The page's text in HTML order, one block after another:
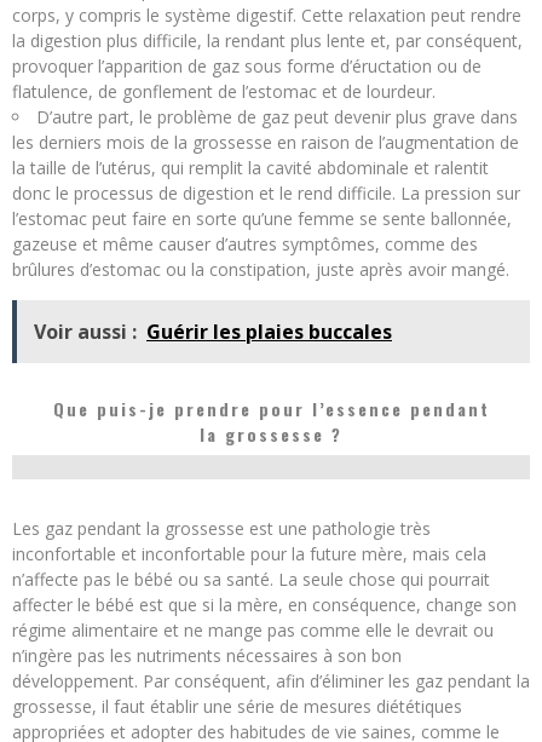
corps, y compris le système digestif. Cette relaxation peut rendre
la digestion plus difficile, la rendant plus lente et, par conséquent,
provoquer l’apparition de gaz sous forme d’éructation ou de
flatulence, de gonflement de l’estomac et de lourdeur.
D’autre part, le problème de gaz peut devenir plus grave dans
les derniers mois de la grossesse en raison de l’augmentation de
la taille de l’utérus, qui remplit la cavité abdominale et ralentit
donc le processus de digestion et le rend difficile. La pression sur
l’estomac peut faire en sorte qu’une femme se sente ballonnée,
gazeuse et même causer d’autres symptômes, comme des
brûlures d’estomac ou la constipation, juste après avoir mangé.
Voir aussi : Guérir les plaies buccales
Que puis-je prendre pour l’essence pendant
la grossesse ?
Les gaz pendant la grossesse est une pathologie très
inconfortable et inconfortable pour la future mère, mais cela
n’affecte pas le bébé ou sa santé. La seule chose qui pourrait
affecter le bébé est que si la mère, en conséquence, change son
régime alimentaire et ne mange pas comme elle le devrait ou
n’ingère pas les nutriments nécessaires à son bon
développement. Par conséquent, afin d’éliminer les gaz pendant la
grossesse, il faut établir une série de mesures diététiques
appropriées et adopter des habitudes de vie saines, comme le